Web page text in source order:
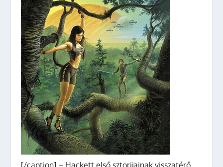
[/caption] – Hackett első sztorijainak visszatérő